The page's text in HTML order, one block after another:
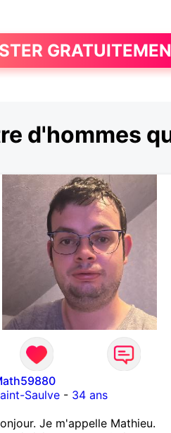
d'hommes
Saulve- 34 ans
Je m'appelle Mathieu.